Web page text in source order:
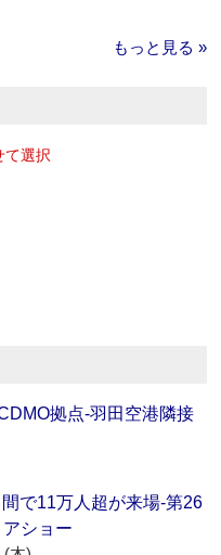
もっと見る »
て選択
拠点‐羽田空港隣接
間で11万人超が来場‐第26
ショー